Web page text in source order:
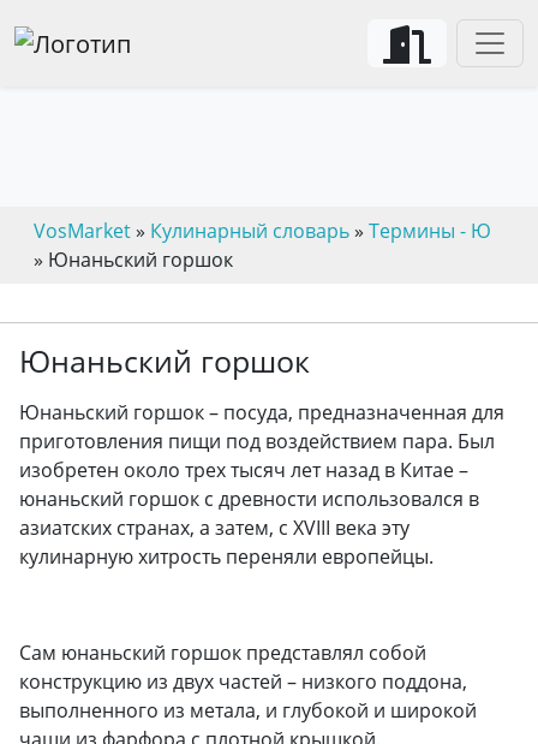
VosMarket» Кулинарный словарь» Термины - Ю
» Юнаньский горшок
Юнаньский горшок
Юнаньский горшок – посуда, предназначенная для
приготовления пищи под воздействием пара. Был
изобретен около трех тысяч лет назад в Китае –
юнаньский горшок с древности использовался в
азиатских странах, а затем, с XVIII века эту
кулинарную хитрость переняли европейцы.
Сам юнаньский горшок представлял собой
конструкцию из двух частей – низкого поддона,
выполненного из метала, и глубокой и широкой